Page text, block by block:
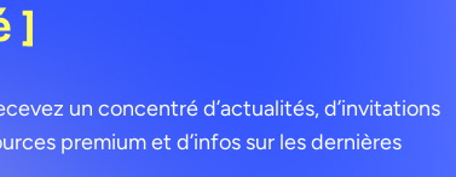
]
un concentré d’actualités, d’invitations
premium et d’infos sur les dernières